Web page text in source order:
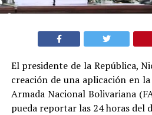
El presidente de la República,
creación de una aplicación en
Armada Nacional Bolivariana
pueda reportar las 24 horas del